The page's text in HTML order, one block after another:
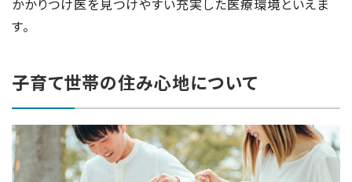
かかりつけ医を見つけやすい充実した医療環境といえま
す。
子育て世帯の住み心地について